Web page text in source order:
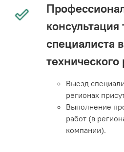
консультация
специалиста
Выезд
регионах
Выполнение
работ (в
компании).